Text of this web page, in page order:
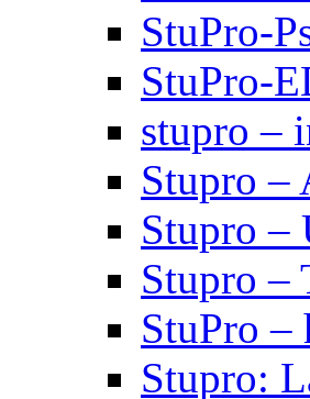
StuPro-
StuPro-
stupro –
Stupro –
Stupro –
Stupro –
StuPro –
Stupro: